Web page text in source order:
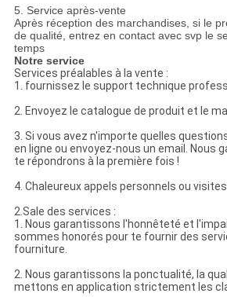
5. Service après-vente
Après réception des marchandises, si le
de qualité, entrez en contact avec svp le
temps
Notre service
Services préalables à la vente :
1. fournissez le support technique
2. Envoyez le catalogue de produit et le
3. Si vous avez n'importe quelles
en ligne ou envoyez-nous un email. Nous
te répondrons à la première fois !
4. Chaleureux appels personnels ou
2.Sale des services :
1. Nous garantissons l'honnêteté et
sommes honorés pour te fournir des
fourniture.
2. Nous garantissons la ponctualité, la
mettons en application strictement les